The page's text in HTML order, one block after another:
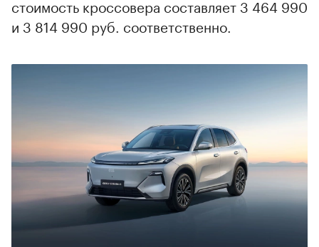
стоимость кроссовера составляет 3 464 990
и 3 814 990 руб. соответственно.